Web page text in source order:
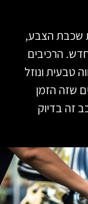
הצבע,
הרכיבים
ונוזל
הזמן
בדיוק